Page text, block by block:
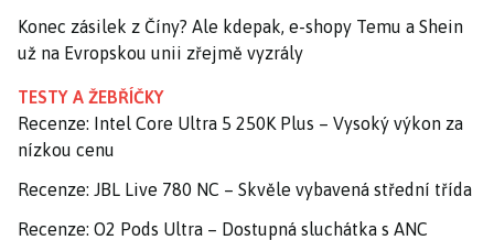
Konec zásilek z Číny? Ale kdepak, e-shopy Temu a Shein
už na Evropskou unii zřejmě vyzrály
TESTY A ŽEBŘÍČKY
Recenze: Intel Core Ultra 5 250K Plus – Vysoký výkon za
nízkou cenu
Recenze: JBL Live 780 NC – Skvěle vybavená střední třída
Recenze: O2 Pods Ultra – Dostupná sluchátka s ANC